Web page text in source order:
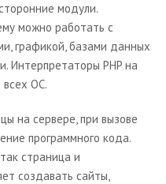
модули.
можно работать с
графикой, базами данных
Интерпретаторы PHP на
ОС.
на сервере, при вызове
программного кода.
страница и
создавать сайты,